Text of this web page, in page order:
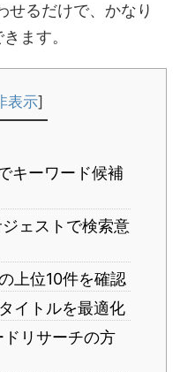
せるだけで、かなり
ます。
表示]
キーワード候補
ェストで検索意
上位10件を確認
イトルを最適化
リサーチの方